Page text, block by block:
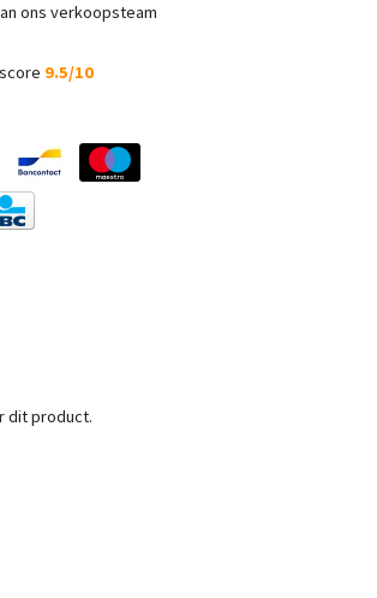
ons verkoopsteam
9.5/10
dit product.